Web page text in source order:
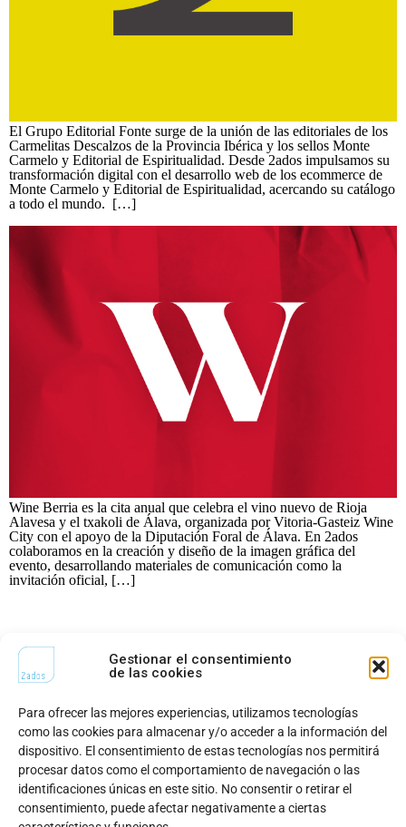
Gestionar el consentimiento
de las cookies
Para ofrecer las mejores experiencias, utilizamos tecnologías
como las cookies para almacenar y/o acceder a la información del
dispositivo. El consentimiento de estas tecnologías nos permitirá
procesar datos como el comportamiento de navegación o las
identificaciones únicas en este sitio. No consentir o retirar el
consentimiento, puede afectar negativamente a ciertas
El Grupo Editorial Fonte surge de la unión de las editoriales de los
Carmelitas Descalzos de la Provincia Ibérica y los sellos Monte
Carmelo y Editorial de Espiritualidad. Desde 2ados impulsamos su
transformación digital con el desarrollo web de los ecommerce de
Monte Carmelo y Editorial de Espiritualidad, acercando su catálogo
a todo el mundo. […]
Wine Berria es la cita anual que celebra el vino nuevo de Rioja
Alavesa y el txakoli de Álava, organizada por Vitoria-Gasteiz Wine
City con el apoyo de la Diputación Foral de Álava. En 2ados
colaboramos en la creación y diseño de la imagen gráfica del
evento, desarrollando materiales de comunicación como la
invitación oficial, […]
¡Hablemos!
CONTACTO
Llámanos al+34 945 148
442
Escríbenos ahola@2ados.es
¿Quieres unirte al
equipo?